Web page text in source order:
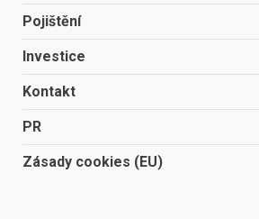
Pojištění
Investice
Kontakt
PR
Zásady cookies (EU)